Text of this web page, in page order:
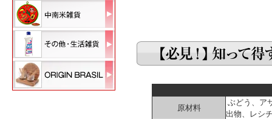
原材料
ぶどう、ア
出物、レシ